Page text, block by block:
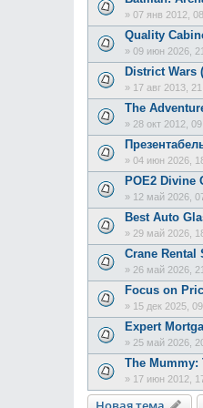
» 07 янв 2012,
Quality
» 09 июн 2026,
District Wars
» 17 авг 2013,
The
» 28 окт 2012,
» 04 июн 2026,
POE2 Divine
» 12 май 2026,
Best Auto
» 29 май 2026,
Crane Rental
» 26 май 2026,
Focus on
» 15 дек 2025,
Expert
» 25 май 2026,
The Mummy:
» 17 июн 2012,